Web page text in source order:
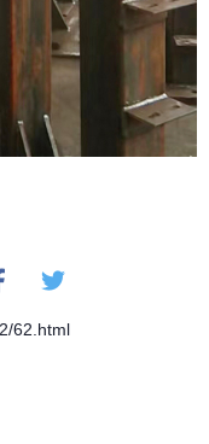
62.html